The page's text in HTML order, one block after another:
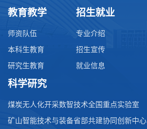
教育教学
师资队伍
本科生教育
研究生教育
招生就业
专业介绍
招生宣传
就业信息
科学研究
煤炭无人化开采数智技术全国重点实验室
矿山智能技术与装备省部共建协同创新中心